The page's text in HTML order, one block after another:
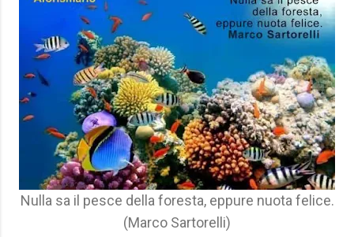
Nulla sa il pesce della foresta, eppure nuota felice.
(Marco Sartorelli)